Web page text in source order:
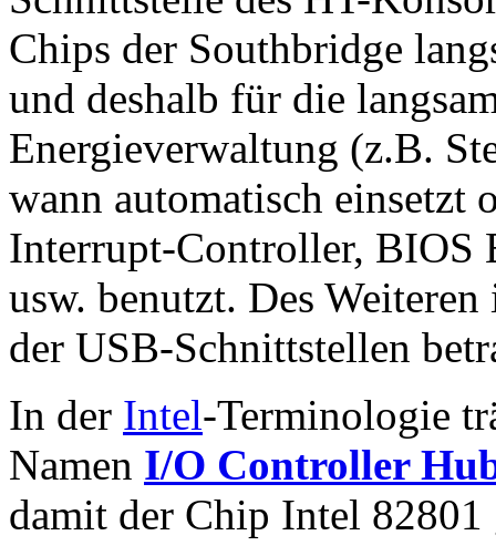
Chips der Southbridge
und deshalb für die
Energieverwaltung (z.B.
wann automatisch einsetzt
Interrupt-Controller, BIOS
usw. benutzt. Des
der USB-Schnittstellen
In der Intel-Terminologie
Namen I/O Controller
damit der Chip Intel 82801